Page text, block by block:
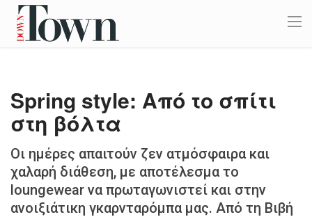
Spring style: Από το σπίτι
στη βόλτα
Οι ηµέρες απαιτούν ζεν ατµόσφαιρα και
χαλαρή διάθεση, µε αποτέλεσµα το
loungewear να πρωταγωνιστεί και στην
ανοιξιάτικη γκαρνταρόµπα µας. Από τη Βιβή